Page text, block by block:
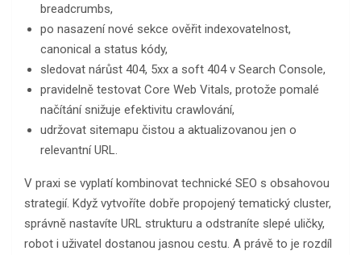
breadcrumbs,
po nasazení nové sekce ověřit indexovatelnost,
canonical a status kódy,
sledovat nárůst 404, 5xx a soft 404 v Search Console,
pravidelně testovat Core Web Vitals, protože pomalé
načítání snižuje efektivitu crawlování,
udržovat sitemapu čistou a aktualizovanou jen o
relevantní URL.
V praxi se vyplatí kombinovat technické SEO s obsahovou
strategií. Když vytvoříte dobře propojený tematický cluster,
správně nastavíte URL strukturu a odstraníte slepé uličky,
robot i uživatel dostanou jasnou cestu. A právě to je rozdíl